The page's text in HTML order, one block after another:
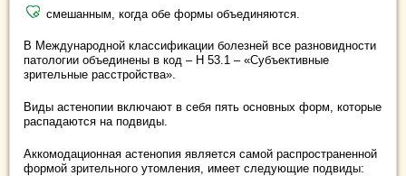
смешанным, когда обе формы объединяются.
В Международной классификации болезней все разновидности
патологии объединены в код – Н 53.1 – «Субъективные
зрительные расстройства».
Виды астенопии включают в себя пять основных форм, которые
распадаются на подвиды.
Аккомодационная астенопия является самой распространенной
формой зрительного утомления, имеет следующие подвиды: